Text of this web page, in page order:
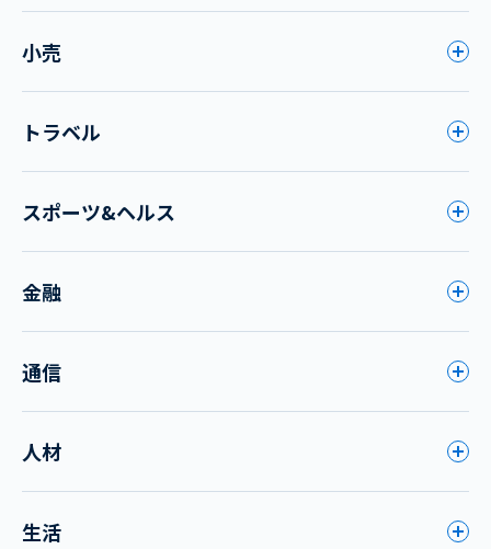
小売
トラベル
スポーツ&ヘルス
金融
通信
人材
生活